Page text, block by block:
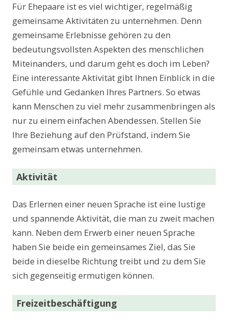
Für Ehepaare ist es viel wichtiger, regelmäßig
gemeinsame Aktivitäten zu unternehmen. Denn
gemeinsame Erlebnisse gehören zu den
bedeutungsvollsten Aspekten des menschlichen
Miteinanders, und darum geht es doch im Leben?
Eine interessante Aktivität gibt Ihnen Einblick in die
Gefühle und Gedanken Ihres Partners. So etwas
kann Menschen zu viel mehr zusammenbringen als
nur zu einem einfachen Abendessen. Stellen Sie
Ihre Beziehung auf den Prüfstand, indem Sie
gemeinsam etwas unternehmen.
Aktivität
Das Erlernen einer neuen Sprache ist eine lustige
und spannende Aktivität, die man zu zweit machen
kann. Neben dem Erwerb einer neuen Sprache
haben Sie beide ein gemeinsames Ziel, das Sie
beide in dieselbe Richtung treibt und zu dem Sie
sich gegenseitig ermutigen können.
Freizeitbeschäftigung